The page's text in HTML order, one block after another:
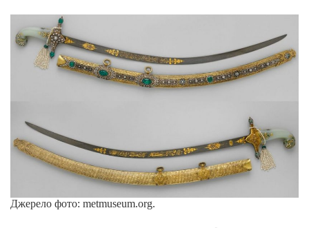
Джерело фото: metmuseum.org.